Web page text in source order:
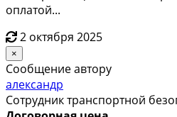
оплатой...
2 октября 2025
×
Сообщение автору
александр
Сотрудник транспортной